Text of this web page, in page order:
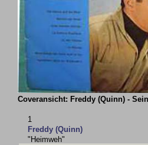
Coveransicht: Freddy (Quinn) -
1
Freddy (Quinn)
"Heimweh"